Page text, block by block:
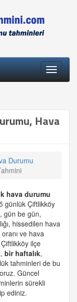
Toggle
Hava
Durumu
hava durumu
günlük Çiftlikköy
gün be gün,
hissedilen hava
ve hava
Çiftlikköy ilçe
, bir haftalık,
tahminleri de bu
Güncel
sürekli
ediniz.